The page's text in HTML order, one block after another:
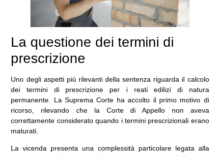
La questione dei termini di
prescrizione
Uno degli aspetti più rilevanti della sentenza riguarda il calcolo
dei termini di prescrizione per i reati edilizi di natura
permanente. La Suprema Corte ha accolto il primo motivo di
ricorso, rilevando che la Corte di Appello non aveva
correttamente considerato quando i termini prescrizionali erano
maturati.
La vicenda presenta una complessità particolare legata alla